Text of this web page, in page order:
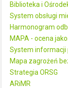
Biblioteka i
System obsługi
Harmonogram
MAPA - ocena
System informacji
Mapa zagrożeń
Strategia ORSG
ARiMR